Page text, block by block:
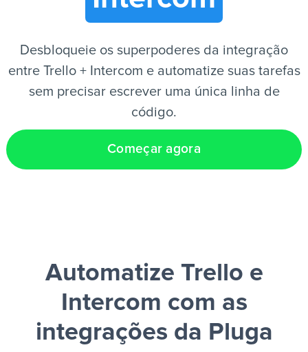
Desbloqueie os superpoderes da integração
entre Trello + Intercom e automatize suas tarefas
sem precisar escrever uma única linha de
código.
Começar agora
Automatize Trello e
Intercom com as
integrações da Pluga